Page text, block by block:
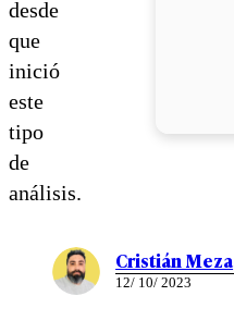
desde
que
inició
este
tipo
de
análisis.
Cristián Meza
12/ 10/ 2023